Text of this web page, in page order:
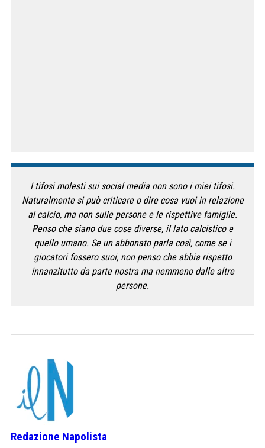
I tifosi molesti sui social media non sono i miei tifosi.
Naturalmente si può criticare o dire cosa vuoi in relazione
al calcio, ma non sulle persone e le rispettive famiglie.
Penso che siano due cose diverse, il lato calcistico e
quello umano. Se un abbonato parla così, come se i
giocatori fossero suoi, non penso che abbia rispetto
innanzitutto da parte nostra ma nemmeno dalle altre
persone.
Redazione Napolista